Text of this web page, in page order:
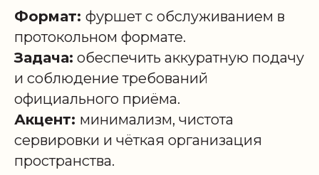
Формат: фуршет с обслуживанием в
протокольном формате.
Задача: обеспечить аккуратную подачу
и соблюдение требований
официального приёма.
Акцент: минимализм, чистота
сервировки и чёткая организация
пространства.